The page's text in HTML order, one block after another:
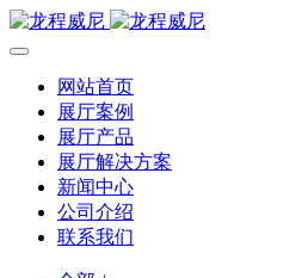
网站首页
展厅案例
展厅产品
展厅解决方案
新闻中心
公司介绍
联系我们